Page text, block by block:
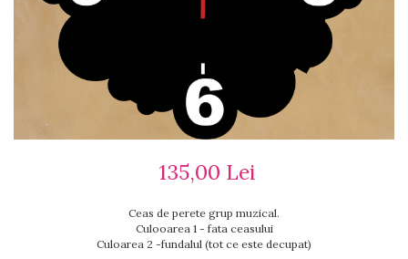
Ceasuri mașini
Ceasuri moto
Brelocuri personalizate
Breloc mașină
Breloc tir
135,00 Lei
Ceas de perete grup muzical.
Culooarea 1 - fata ceasului
Culoarea 2 -fundalul (tot ce este decupat)